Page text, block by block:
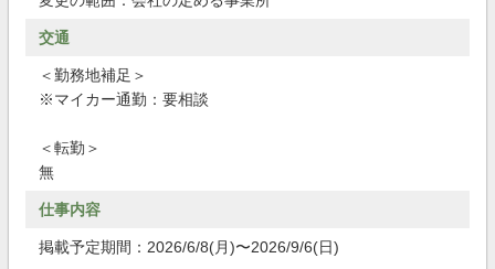
交通
＜勤務地補足＞
※マイカー通勤：要相談
＜転勤＞
無
仕事内容
掲載予定期間：2026/6/8(月)〜2026/9/6(日)